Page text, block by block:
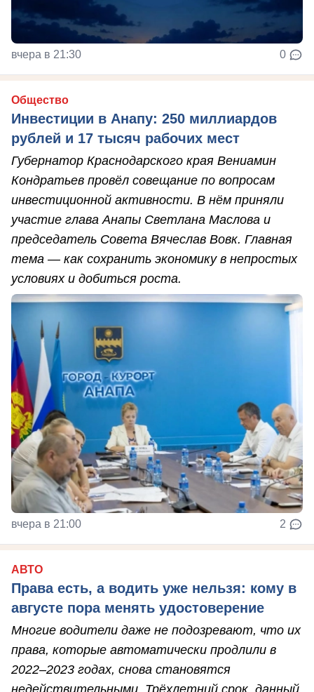
вчера в 21:30 0
Общество
Инвестиции в Анапу: 250 миллиардов
рублей и 17 тысяч рабочих мест
Губернатор Краснодарского края Вениамин
Кондратьев провёл совещание по вопросам
инвестиционной активности. В нём приняли
участие глава Анапы Светлана Маслова и
председатель Совета Вячеслав Вовк. Главная
тема — как сохранить экономику в непростых
условиях и добиться роста.
вчера в 21:00 2
АВТО
Права есть, а водить уже нельзя: кому в
августе пора менять удостоверение
Многие водители даже не подозревают, что их
права, которые автоматически продлили в
2022–2023 годах, снова становятся
недействительными. Трёхлетний срок, данный